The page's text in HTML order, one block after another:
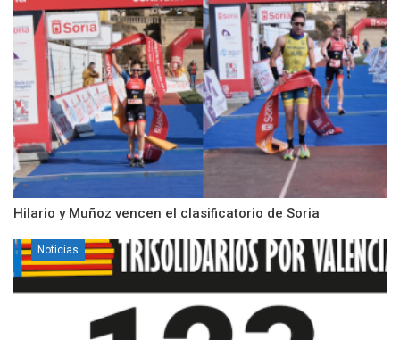
Hilario y Muñoz vencen el clasificatorio de Soria
Noticias